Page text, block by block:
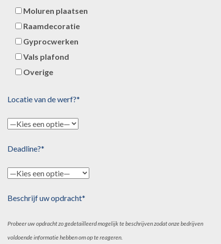
Moluren plaatsen
Raamdecoratie
Gyprocwerken
Vals plafond
Overige
Locatie van de werf?*
Deadline?*
Beschrijf uw opdracht*
Probeer uw opdracht zo gedetailleerd mogelijk te beschrijven zodat onze bedrijven
voldoende informatie hebben om op te reageren.